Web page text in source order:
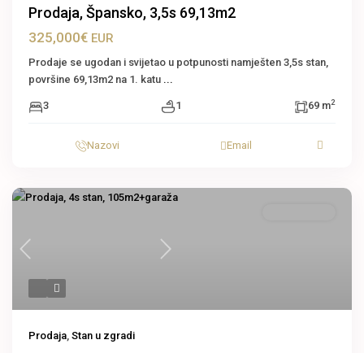
Prodaja, Špansko, 3,5s 69,13m2
325,000€ EUR
Prodaje se ugodan i svijetao u potpunosti namješten 3,5s stan,
površine 69,13m2 na 1. katu ...
3 1 69 m2
Nazovi Email
Previous Next
Prodaja, Stan u zgradi